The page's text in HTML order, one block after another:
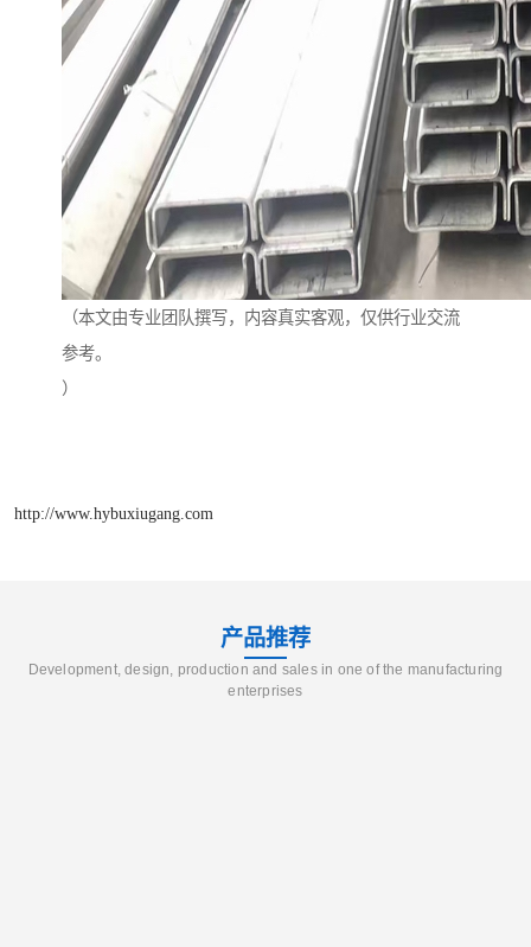
（本文由专业团队撰写，内容真实客观，仅供行业交流
参考。
）
http://www.hybuxiugang.com
产品推荐
Development, design, production and sales in one of the manufacturing
enterprises